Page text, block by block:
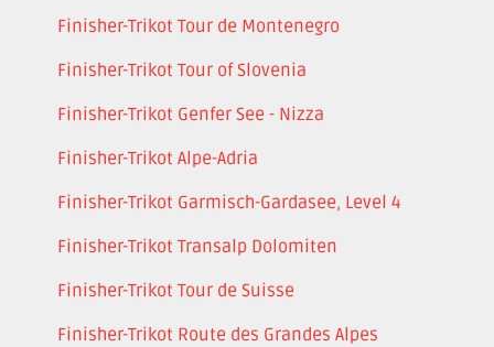
Finisher-Trikot Tour de Montenegro
Finisher-Trikot Tour of Slovenia
Finisher-Trikot Genfer See - Nizza
Finisher-Trikot Alpe-Adria
Finisher-Trikot Garmisch-Gardasee, Level 4
Finisher-Trikot Transalp Dolomiten
Finisher-Trikot Tour de Suisse
Finisher-Trikot Route des Grandes Alpes